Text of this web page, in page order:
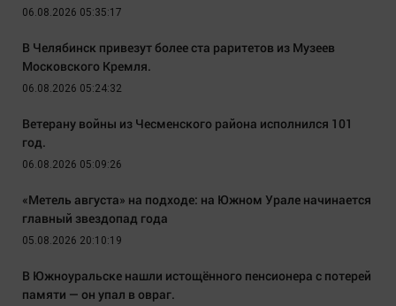
06.08.2026 05:35:17
В Челябинск привезут более ста раритетов из Музеев
Московского Кремля.
06.08.2026 05:24:32
Ветерану войны из Чесменского района исполнился 101
год.
06.08.2026 05:09:26
«Метель августа» на подходе: на Южном Урале начинается
главный звездопад года
05.08.2026 20:10:19
В Южноуральске нашли истощённого пенсионера с потерей
памяти — он упал в овраг.